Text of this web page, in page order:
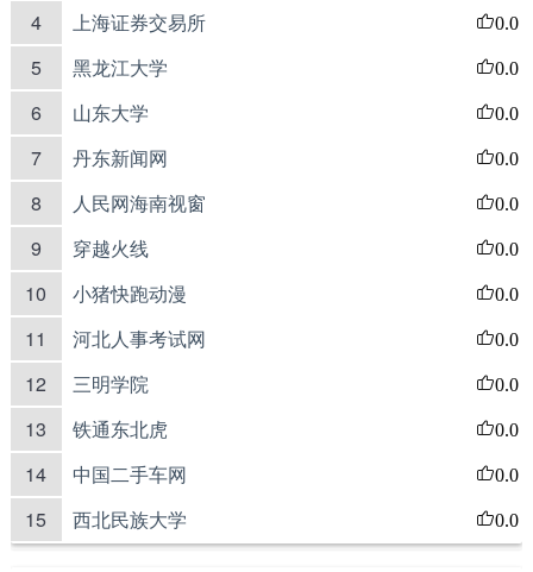
4 上海证券交易所 0.0
5 黑龙江大学 0.0
6 山东大学 0.0
7 丹东新闻网 0.0
8 人民网海南视窗 0.0
9 穿越火线 0.0
10 小猪快跑动漫 0.0
11 河北人事考试网 0.0
12 三明学院 0.0
13 铁通东北虎 0.0
14 中国二手车网 0.0
15 西北民族大学 0.0